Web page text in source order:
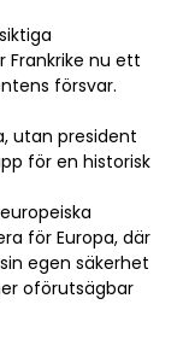
Frankrike nu ett
försvar.
utan president
för en historisk
för Europa, där
egen säkerhet
oförutsägbar